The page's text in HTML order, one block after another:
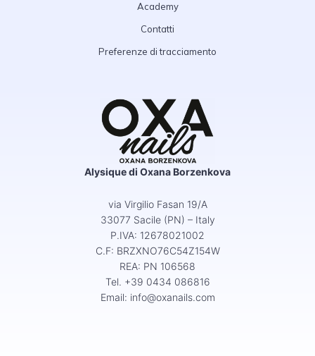
Academy
Contatti
Preferenze di tracciamento
Alysique di Oxana Borzenkova
via Virgilio Fasan 19/A
33077 Sacile (PN) – Italy
P.IVA: 12678021002
C.F: BRZXNO76C54Z154W
REA: PN 106568
Tel. +39 0434 086816
Email: info@oxanails.com